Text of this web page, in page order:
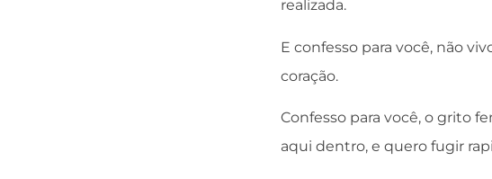
realizada.
E confesso para você, não
coração.
Confesso para você, o grito
aqui dentro, e quero fugir